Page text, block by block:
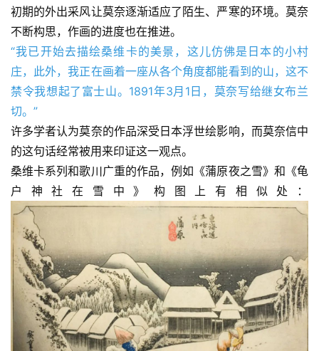
书
法
征
稿
学
术
研
究
法
欣
赏
砚
夜
初期的外出采风让莫奈逐渐适应了陌生、严寒的环境。莫奈
不断构思，作画的进度也在推进。
“我已开始去描绘桑维卡的美景，这儿仿佛是日本的小村
庄，此外，我正在画着一座从各个角度都能看到的山，这不
禁令我想起了富士山。1891年3月1日，莫奈写给继女布兰
切。”
许多学者认为莫奈的作品深受日本浮世绘影响，而莫奈信中
的这句话经常被用来印证这一观点。
桑维卡系列和歌川广重的作品，例如《蒲原夜之雪》和《龟
户神社在雪中》构图上有相似处：